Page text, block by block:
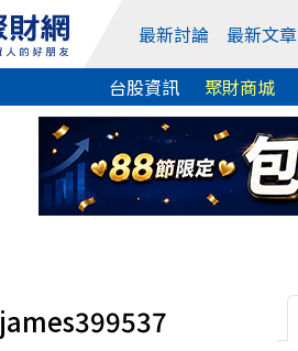
最新討論 最新文章
台股資訊 聚財商城
james399537